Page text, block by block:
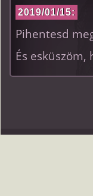
2019/01/15:
Pihentesd
És